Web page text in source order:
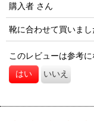
購入者 さん
靴に合わせて買いまし
このレビューは参考
はい いいえ